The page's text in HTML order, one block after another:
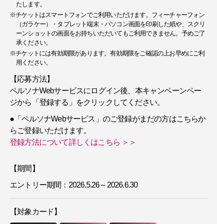
たします。
※チケットはスマートフォンでご利用いただけます。フィーチャーフォン
（ガラケー）・タブレット端末・パソコン画面を印刷した紙や、スクリ
ーンショットの画面をお持ちいただいてもご利用できません。予めご了
承ください。
※チケットには有効期限があります。有効期限をご確認の上お早めにご利
用ください。
【応募方法】
ペルソナWebサービスにログイン後、本キャンペーンペー
ジから「登録する」をクリックしてください。
●「ペルソナWebサービス」のご登録がまだの方はこちらか
らご登録いただけます。
登録方法について詳しくはこちら ＞＞
【期間】
エントリー期間：2026.5.26～2026.6.30
【対象カード】